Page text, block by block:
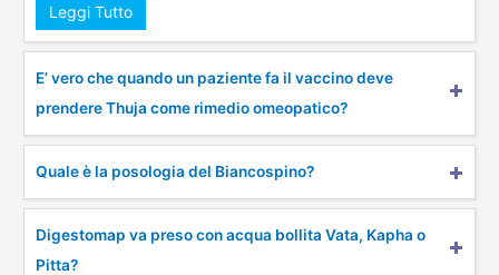
Leggi Tutto
E’ vero che quando un paziente fa il vaccino deve
prendere Thuja come rimedio omeopatico?
Quale è la posologia del Biancospino?
Digestomap va preso con acqua bollita Vata, Kapha o
Pitta?